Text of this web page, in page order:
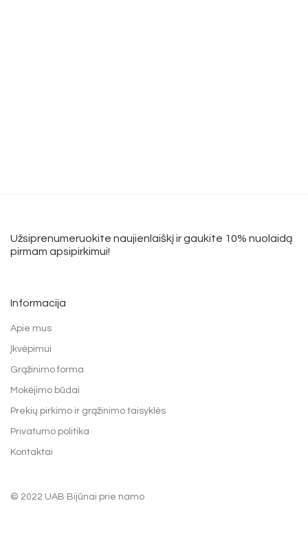
Užsiprenumeruokite naujienlaiškį ir gaukite 10% nuolaidą
pirmam apsipirkimui!
Informacija
Apie mus
Įkvėpimui
Grąžinimo forma
Mokėjimo būdai
Prekių pirkimo ir grąžinimo taisyklės
Privatumo politika
Kontaktai
© 2022 UAB Bijūnai prie namo